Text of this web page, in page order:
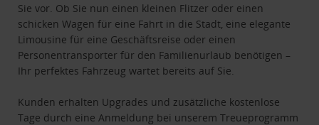
Sie vor. Ob Sie nun einen kleinen Flitzer oder einen
schicken Wagen für eine Fahrt in die Stadt, eine elegante
Limousine für eine Geschäftsreise oder einen
Personentransporter für den Familienurlaub benötigen –
Ihr perfektes Fahrzeug wartet bereits auf Sie.
Kunden erhalten Upgrades und zusätzliche kostenlose
Tage durch eine Anmeldung bei unserem Treueprogramm